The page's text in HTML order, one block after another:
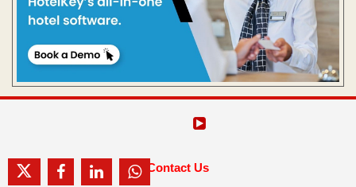
Contact Us